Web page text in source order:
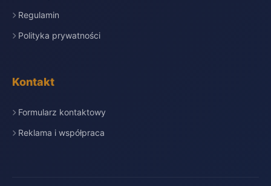
Regulamin
Polityka prywatności
Kontakt
Formularz kontaktowy
Reklama i współpraca